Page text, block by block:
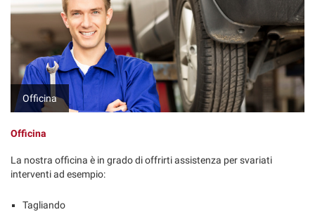
Officina
Officina
La nostra officina è in grado di offrirti assistenza per svariati
interventi ad esempio:
Tagliando